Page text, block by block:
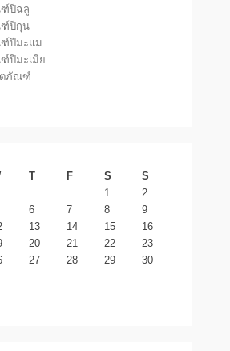
ฑ์ปีฉลู
ฑ์ปีกุน
ปีมะแม
ปีมะเมีย
ตภัณฑ์
T F S
S
1
2
6 7 8
9
13 14 15
16
20 21 22
23
27 28 29
30